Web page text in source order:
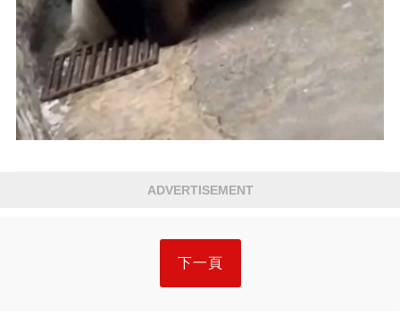
ADVERTISEMENT
下一頁